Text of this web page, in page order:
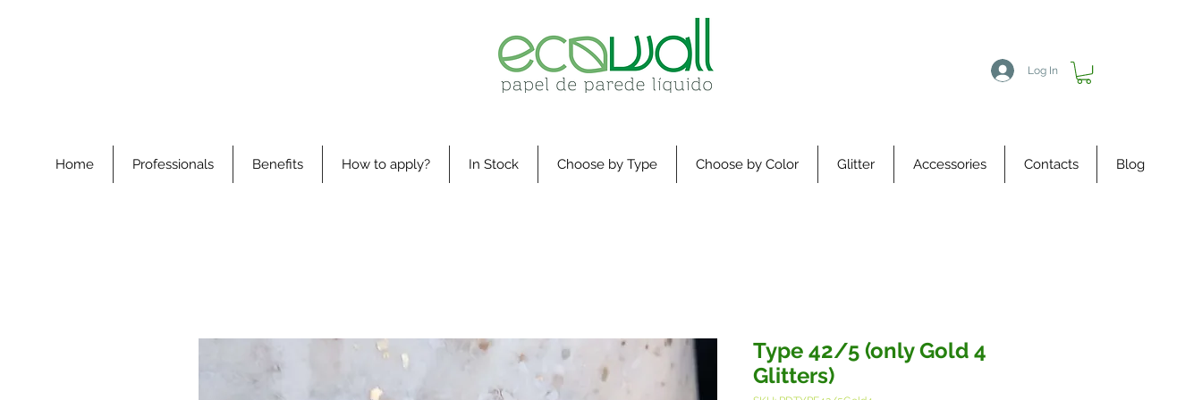
Log In
Home Professionals Benefits How to apply? In Stock Choose by Type Choose by Color Glitter Accessories Contacts Blog
Type 42/5 (only Gold 4
Glitters)